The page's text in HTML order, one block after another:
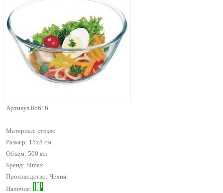
Артикул 86616
Материал: стекло
Размер: 15x8 см
Объём: 500 мл
Бренд: Simax
Производство: Чехия
Наличие: